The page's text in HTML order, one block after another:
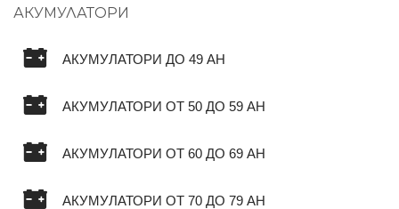
АКУМУЛАТОРИ
АКУМУЛАТОРИ ДО 49 AH
АКУМУЛАТОРИ ОТ 50 ДО 59 AH
АКУМУЛАТОРИ ОТ 60 ДО 69 AH
АКУМУЛАТОРИ ОТ 70 ДО 79 AH